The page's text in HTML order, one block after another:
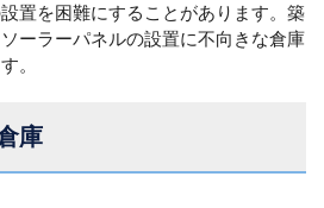
置を困難にすることがあります。築
ーラーパネルの設置に不向きな倉庫
。
庫